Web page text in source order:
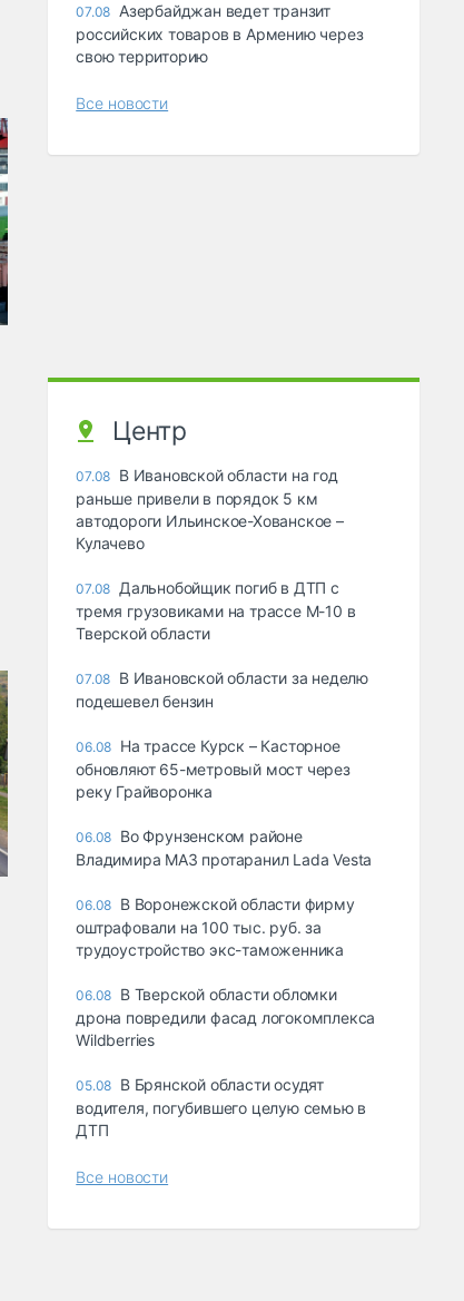
07.08 Азербайджан ведет транзит
российских товаров в Армению через
свою территорию
Все новости
Центр
07.08 В Ивановской области на год
раньше привели в порядок 5 км
автодороги Ильинское-Хованское –
Кулачево
07.08 Дальнобойщик погиб в ДТП с
тремя грузовиками на трассе М-10 в
Тверской области
07.08 В Ивановской области за неделю
подешевел бензин
06.08 На трассе Курск – Касторное
обновляют 65-метровый мост через
реку Грайворонка
06.08 Во Фрунзенском районе
Владимира МАЗ протаранил Lada Vesta
06.08 В Воронежской области фирму
оштрафовали на 100 тыс. руб. за
трудоустройство экс-таможенника
06.08 В Тверской области обломки
дрона повредили фасад логокомплекса
Wildberries
05.08 В Брянской области осудят
водителя, погубившего целую семью в
ДТП
Все новости